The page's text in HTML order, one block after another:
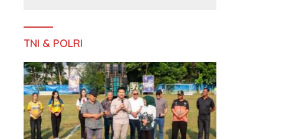
TNI & POLRI